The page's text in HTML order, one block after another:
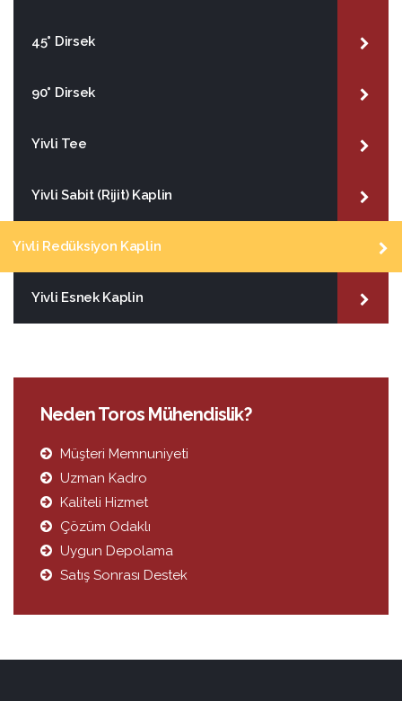
45° Dirsek
90° Dirsek
Yivli Tee
Yivli Sabit (Rijit) Kaplin
Yivli Redüksiyon Kaplin
Yivli Esnek Kaplin
Neden Toros Mühendislik?
Müşteri Memnuniyeti
Uzman Kadro
Kaliteli Hizmet
Çözüm Odaklı
Uygun Depolama
Satış Sonrası Destek